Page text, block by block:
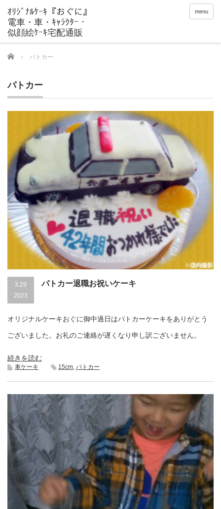
menu
Home パトカー
パトカー
3.29
2023
パトカー退職お祝いケーキ
オリジナルケーキおぐに御中過日はパトカーケーキをありがとう
ございました。お礼のご連絡が遅くなり申し訳ございません。
続きを読む
車ケーキ 15cm, パトカー